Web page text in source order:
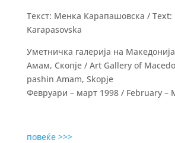
Текст: Менка Карапашовска / Text:
Karapasovska
Уметничка галерија на
Амам, Скопје / Art Gallery of
pashin Amam, Skopje
Февруари – март 1998 / February –
повеќе >>>